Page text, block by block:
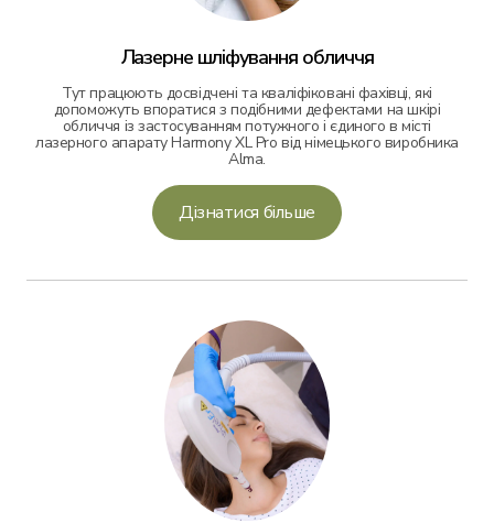
Лазерне шліфування обличчя
Тут працюють досвідчені та кваліфіковані фахівці, які
допоможуть впоратися з подібними дефектами на шкірі
обличчя із застосуванням потужного і єдиного в місті
лазерного апарату Harmony XL Pro від німецького виробника
Alma.
Дізнатися більше